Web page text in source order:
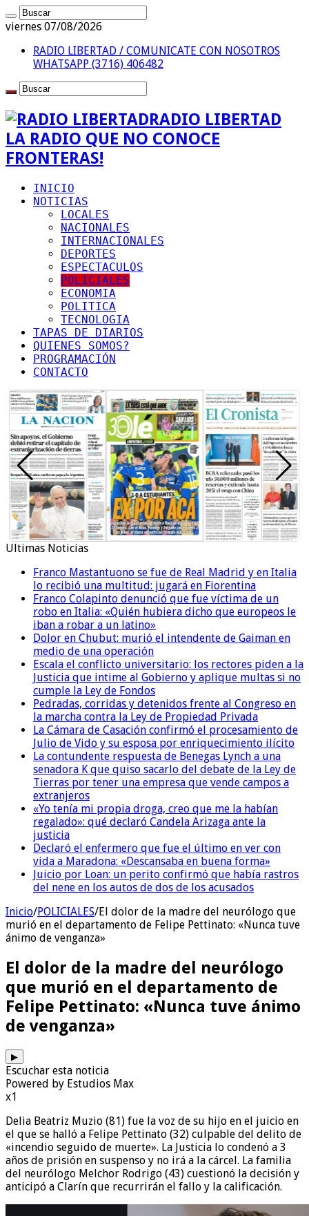
viernes 07/08/2026
RADIO LIBERTAD / COMUNICATE CON NOSOTROS
WHATSAPP (3716) 406482
RADIO LIBERTAD
LA RADIO QUE NO CONOCE
FRONTERAS!
INICIO
NOTICIAS
LOCALES
NACIONALES
INTERNACIONALES
DEPORTES
ESPECTACULOS
POLICIALES
ECONOMIA
POLITICA
TECNOLOGIA
TAPAS DE DIARIOS
QUIENES SOMOS?
PROGRAMACIÓN
CONTACTO
Ultimas Noticias
Franco Mastantuono se fue de Real Madrid y en Italia
lo recibió una multitud: jugará en Fiorentina
Franco Colapinto denunció que fue víctima de un
robo en Italia: «Quién hubiera dicho que europeos le
iban a robar a un latino»
Dolor en Chubut: murió el intendente de Gaiman en
medio de una operación
Escala el conflicto universitario: los rectores piden a la
Justicia que intime al Gobierno y aplique multas si no
cumple la Ley de Fondos
Pedradas, corridas y detenidos frente al Congreso en
la marcha contra la Ley de Propiedad Privada
La Cámara de Casación confirmó el procesamiento de
Julio de Vido y su esposa por enriquecimiento ilícito
La contundente respuesta de Benegas Lynch a una
senadora K que quiso sacarlo del debate de la Ley de
Tierras por tener una empresa que vende campos a
extranjeros
«Yo tenía mi propia droga, creo que me la habían
regalado»: qué declaró Candela Arizaga ante la
justicia
Declaró el enfermero que fue el último en ver con
vida a Maradona: «Descansaba en buena forma»
Juicio por Loan: un perito confirmó que había rastros
del nene en los autos de dos de los acusados
Inicio/POLICIALES/El dolor de la madre del neurólogo que
murió en el departamento de Felipe Pettinato: «Nunca tuve
ánimo de venganza»
El dolor de la madre del neurólogo
que murió en el departamento de
Felipe Pettinato: «Nunca tuve ánimo
de venganza»
▶
Escuchar esta noticia
Powered by Estudios Max
x1
Delia Beatriz Muzio (81) fue la voz de su hijo en el juicio en
el que se halló a Felipe Pettinato (32) culpable del delito de
«incendio seguido de muerte». La Justicia lo condenó a 3
años de prisión en suspenso y no irá a la cárcel. La familia
del neurólogo Melchor Rodrigo (43) cuestionó la decisión y
anticipó a Clarín que recurrirán el fallo y la calificación.